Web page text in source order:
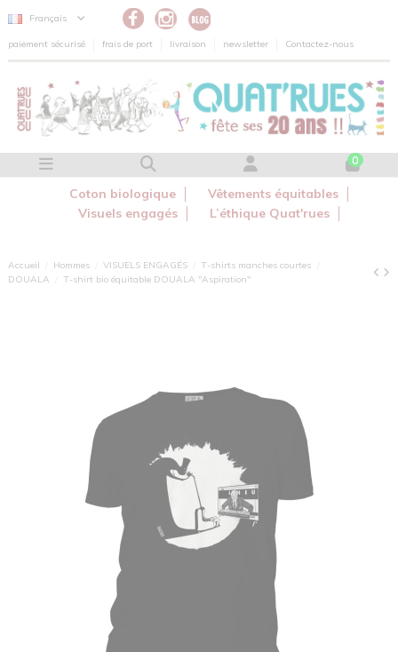
Panneau de gestion des cookies
Français
paiement sécurisé frais de port livraison newsletter Contactez-nous
0
Coton biologique
Vêtements équitables
Visuels engagés
L’éthique Quat'rues
Accueil Hommes VISUELS ENGAGÉS
T-shirts manches courtes
DOUALA
T-shirt bio équitable DOUALA "Aspiration"